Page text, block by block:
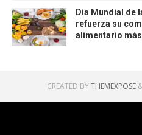
Día Mundial de
refuerza su
alimentario
CREATED BYTHEMEXPOSE